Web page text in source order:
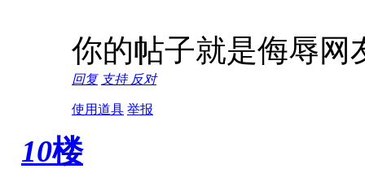
你的帖子就是侮辱网
回复 支持 反对
使用道具 举报
10楼